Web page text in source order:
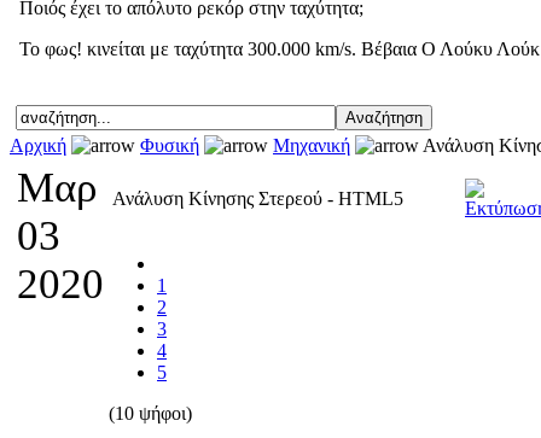
Ποιός έχει το απόλυτο ρεκόρ στην ταχύτητα;
Το φως! κινείται με ταχύτητα 300.000 km/s. Βέβαια Ο Λούκυ
Αρχική Φυσική Μηχανική Ανάλυση
Μαρ
03
2020
Ανάλυση Κίνησης Στερεού - HTML5
1
2
3
4
5
(10 ψήφοι)